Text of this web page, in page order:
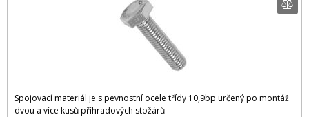
Spojovací materiál je s pevnostní ocele třídy 10,9bp určený po montáž
dvou a více kusů příhradových stožárů